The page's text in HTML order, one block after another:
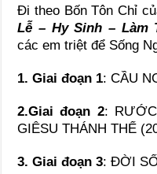
Đi theo Bốn Tôn Chỉ
Lễ – Hy Sinh – Làm
các em triệt để Sống
1. Giai đoạn 1: CẦU
2.Giai đoạn 2:
GIÊSU THÁNH THỂ
3. Giai đoạn 3: ĐỜI